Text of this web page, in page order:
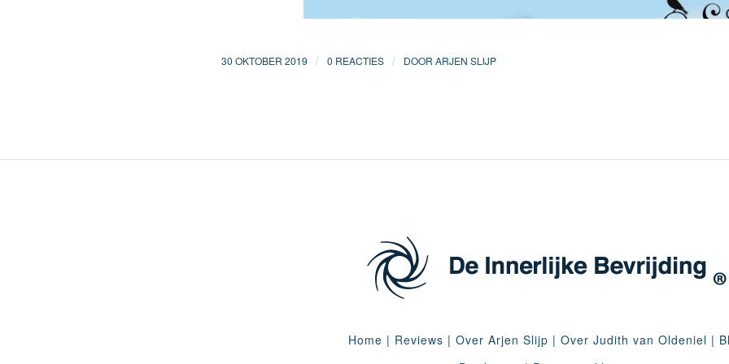
30 OKTOBER 2019 / 0 REACTIES / DOOR ARJEN SLIJP
Home | Reviews | Over Arjen Slijp | Over Judith van Oldeniel |